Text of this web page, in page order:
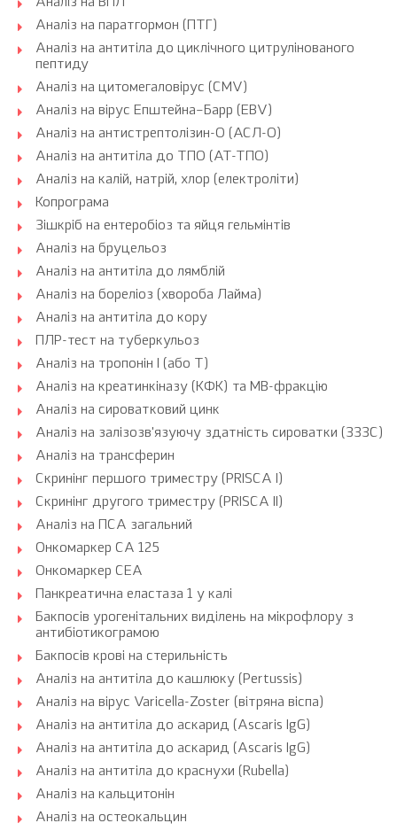
Аналіз на ВПЛ
Аналіз на паратгормон (ПТГ)
Аналіз на антитіла до циклічного цитрулінованого
пептиду
Аналіз на цитомегаловірус (CMV)
Аналіз на вірус Епштейна–Барр (EBV)
Аналіз на антистрептолізин-О (АСЛ-О)
Аналіз на антитіла до ТПО (АТ-ТПО)
Аналіз на калій, натрій, хлор (електроліти)
Копрограма
Зішкріб на ентеробіоз та яйця гельмінтів
Аналіз на бруцельоз
Аналіз на антитіла до лямблій
Аналіз на бореліоз (хвороба Лайма)
Аналіз на антитіла до кору
ПЛР-тест на туберкульоз
Аналіз на тропонін I (або Т)
Аналіз на креатинкіназу (КФК) та МВ-фракцію
Аналіз на сироватковий цинк
Аналіз на залізозв'язуючу здатність сироватки (ЗЗЗС)
Аналіз на трансферин
Скринінг першого триместру (PRISCA I)
Скринінг другого триместру (PRISCA II)
Аналіз на ПСА загальний
Онкомаркер CA 125
Онкомаркер CEA
Панкреатична еластаза 1 у калі
Бакпосів урогенітальних виділень на мікрофлору з
антибіотикограмою
Бакпосів крові на стерильність
Аналіз на антитіла до кашлюку (Pertussis)
Аналіз на вірус Varicella-Zoster (вітряна віспа)
Аналіз на антитіла до аскарид (Ascaris IgG)
Аналіз на антитіла до аскарид (Ascaris IgG)
Аналіз на антитіла до краснухи (Rubella)
Аналіз на кальцитонін
Аналіз на остеокальцин